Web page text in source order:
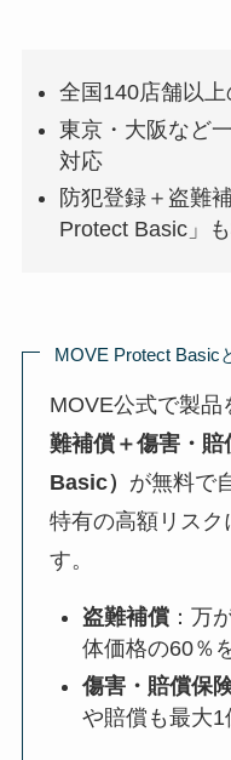
全国140店舗以
東京・大阪など
対応
防犯登録＋盗難
Protect Basic」
MOVE Protect Basic
MOVE公式で製
難補償＋傷害・
Basic） が無料で
特有の高額リス
す。
盗難補償 ：万
体価格の60％
傷害・賠償保
や賠償も最大